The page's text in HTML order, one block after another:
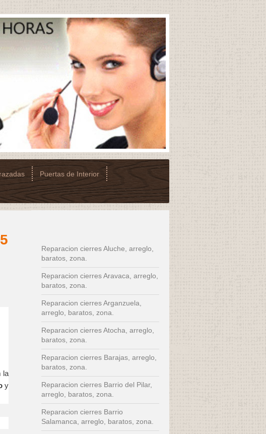
Puertas de Interior
la
y
Reparacion cierres Aluche, arreglo,
baratos, zona.
Reparacion cierres Aravaca, arreglo,
baratos, zona.
Reparacion cierres Arganzuela,
arreglo, baratos, zona.
Reparacion cierres Atocha, arreglo,
baratos, zona.
Reparacion cierres Barajas, arreglo,
baratos, zona.
Reparacion cierres Barrio del Pilar,
arreglo, baratos, zona.
Reparacion cierres Barrio
Salamanca, arreglo, baratos, zona.